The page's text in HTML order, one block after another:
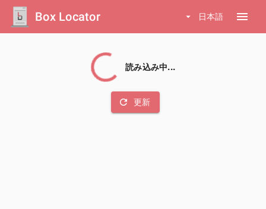
Box Locator arrow_drop_down 日本語 menu
読み込み中...
refresh 更新